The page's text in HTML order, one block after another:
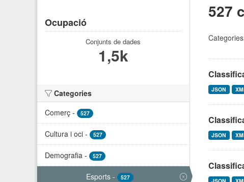
Ocupació
Conjunts de dades
1,5k
Categories
Comerç - 527
Cultura i oci - 527
Demografia - 527
Esports - 527
527
JSON
JSON